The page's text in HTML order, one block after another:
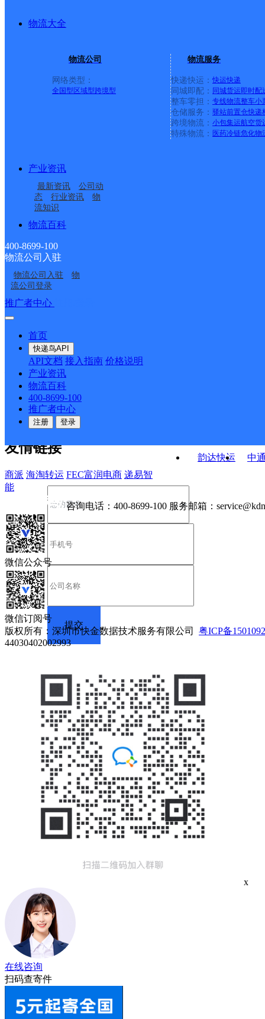
物流大全
物流公司
网络类型：
全国型 区域型跨境型
物流服务
快递快运： 快运快递
同城即配： 同城货运即时配
整车零担： 专线物流整车小
仓储服务： 驿站前置仓快递
跨境物流： 小包集运航空货
特殊物流： 医药冷链危化物
产业资讯
最新资讯
公司动
态
行业资讯
物
流知识
物流百科
400-8699-100
物流公司入驻
物流公司入驻
物
流公司登录
推广者中心
首页
快递鸟API
API文档 接入指南 价格说明
产业资讯
物流百科
400-8699-100
推广者中心
注册 登录
中国邮政集团有限公司新疆维吾尔自治区叶城县
金塔县中东镇合作点
ID5915
大庄子邮政所
14支邮政所
中东邮政所
航天镇邮政所
金港湾四号门店领航发
韵达快运
中
接口API
API接口 DEMO下载
关于我们
公司介绍 企业动态
合作伙伴 快递鸟接口服务协议
户隐私政策
友情链接
商派 海淘转运 FEC富润电商 递易智
能
咨询电话： 400-8699-100 服务邮箱：
微信公众号
微信订阅号
版权所有：深圳市快金数据技术服务有限公司 粤ICP备
44030402002993
x
在线咨询
扫码查寄件